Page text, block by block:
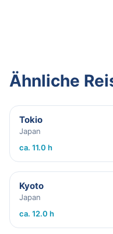
Ähnliche
Tokio
Japan
ca. 11.0 h
Kyoto
Japan
ca. 12.0 h